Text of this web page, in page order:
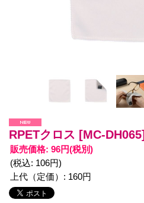
RPETクロス [MC-DH065]
販売価格: 96円(税別)
(税込: 106円)
上代（定価） : 160円